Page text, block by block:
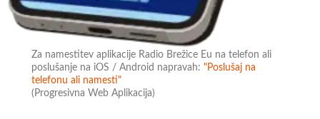
Za namestitev aplikacije Radio Brežice Eu na telefon ali
poslušanje na iOS / Android napravah:"Poslušaj na
telefonu ali namesti"
(Progresivna Web Aplikacija)